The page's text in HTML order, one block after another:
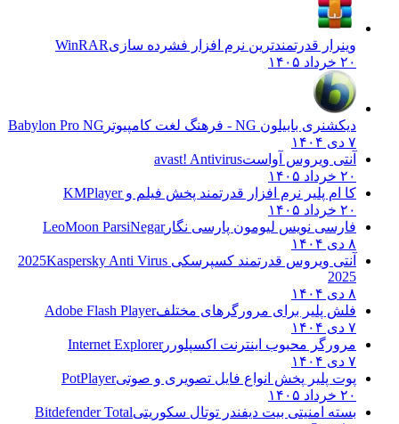
وینرار قدرتمندترین نرم افزار فشرده سازیWinRAR
۲۰ خرداد ۱۴۰۵
دیکشنری بابیلون NG - فرهنگ لغت کامپیوتر
Babylon Pro NG
۷ دی ۱۴۰۴
آنتی ویروس آواستavast! Antivirus
۲۰ خرداد ۱۴۰۵
کا ام پلیر نرم افزار قدرتمند پخش فیلم وKMPlayer
۲۰ خرداد ۱۴۰۵
فارسی نویس لیومون پارسی نگارLeoMoon ParsiNegar
۸ دی ۱۴۰۴
آنتی ویروس قدرتمند کسپرسکی 2025 Kaspersky Anti Virus
2025
۸ دی ۱۴۰۴
فلش پلیر برای مرورگرهای مختلفAdobe Flash Player
۷ دی ۱۴۰۴
مرورگر محبوب اینترنت اکسپلوررInternet Explorer
۷ دی ۱۴۰۴
پوت پلیر پخش انواع فایل تصویری و صوتیPotPlayer
۲۰ خرداد ۱۴۰۵
بسته امنیتی بیت دیفندر توتال سکوریتیBitdefender Total